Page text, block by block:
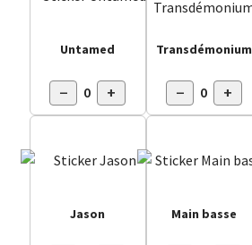
Untamed
− 0 +
Transdémonium
− 0 +
Jason Main basse